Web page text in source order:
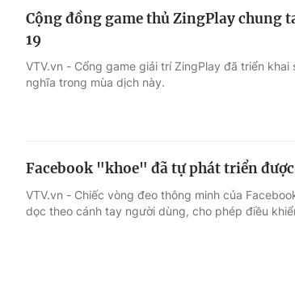
Điện ảnh
Âm nhạc
Sao
Du lịch
Làm đẹp
Chất
Cộng đồng game thủ ZingPlay chung
19
VTV.vn - Cổng game giải trí ZingPlay đã triển
nghĩa trong mùa dịch này.
Facebook "khoe" đã tự phát triển
VTV.vn - Chiếc vòng đeo thông minh của
dọc theo cánh tay người dùng, cho phép điều